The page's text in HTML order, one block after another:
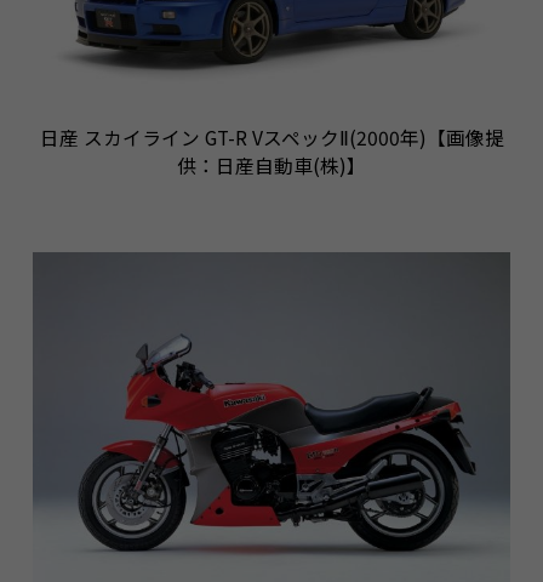
日産 スカイライン GT-R VスペックⅡ(2000年)【画像提
供：日産自動車(株)】